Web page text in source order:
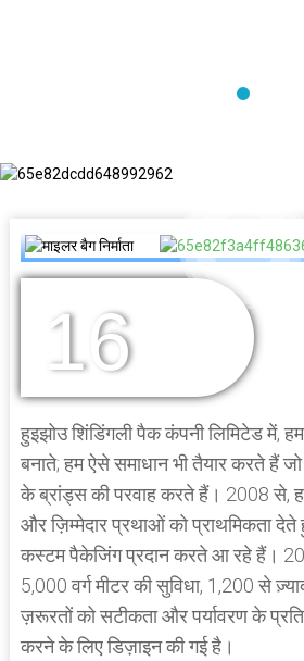
16
हुइझोउ शिंडिंगली पैक कंपनी लिमिटेड में,
बनाते; हम ऐसे समाधान भी तैयार करते हैं
के ब्रांड्स की परवाह करते हैं। 2008 से,
और ज़िम्मेदार प्रथाओं को प्राथमिकता देते
कस्टम पैकेजिंग प्रदान करते आ रहे हैं।
5,000 वर्ग मीटर की सुविधा, 1,200 से
ज़रूरतों को सटीकता और पर्यावरण के
करने के लिए डिज़ाइन की गई है।